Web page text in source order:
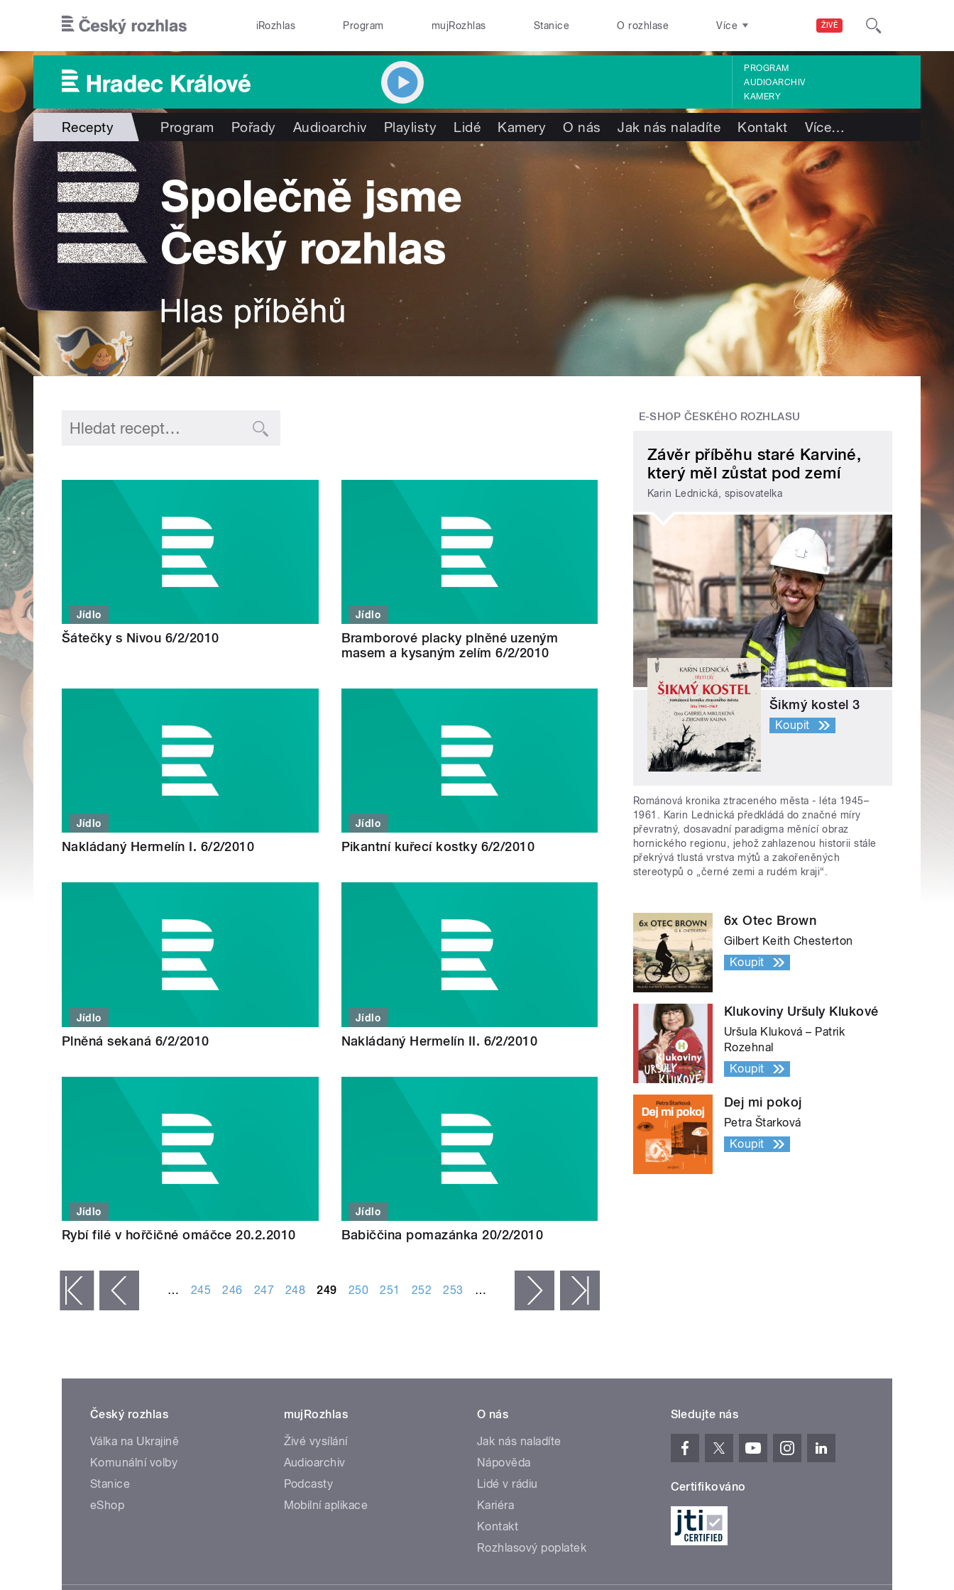
ŽIVĚ
iRozhlas Program mujRozhlas Stanice O rozhlase Více
PROGRAM
AUDIOARCHIV
KAMERY
Recepty Program Pořady Audioarchiv Playlisty Lidé Kamery O nás Jak nás naladíte Kontakt Více…
Jídlo
Šátečky s Nivou 6/2/2010
Jídlo
Bramborové placky plněné uzeným
masem a kysaným zelím 6/2/2010
Jídlo
Nakládaný Hermelín I. 6/2/2010
Jídlo
Pikantní kuřecí kostky 6/2/2010
Jídlo
Plněná sekaná 6/2/2010
Jídlo
Nakládaný Hermelín II. 6/2/2010
Jídlo
Rybí filé v hořčičné omáčce 20.2.2010
Jídlo
Babiččina pomazánka 20/2/2010
‹ předchozí … 245 246 247 248 249 250 251 252 253 … následující ›
E-SHOP ČESKÉHO ROZHLASU
Závěr příběhu staré Karviné,
který měl zůstat pod zemí
Karin Lednická, spisovatelka
Šikmý kostel 3
Koupit
Románová kronika ztraceného města - léta 1945–
1961. Karin Lednická předkládá do značné míry
převratný, dosavadní paradigma měnící obraz
hornického regionu, jehož zahlazenou historii stále
překrývá tlustá vrstva mýtů a zakořeněných
stereotypů o „černé zemi a rudém kraji“.
6x Otec Brown
Gilbert Keith Chesterton
Koupit
Klukoviny Uršuly Klukové
Uršula Kluková – Patrik
Rozehnal
Koupit
Dej mi pokoj
Petra Štarková
Koupit
Český rozhlas
Válka na Ukrajině
Komunální volby
Stanice
eShop
mujRozhlas
Živé vysílání
Audioarchiv
Podcasty
Mobilní aplikace
O nás
Jak nás naladíte
Nápověda
Lidé v rádiu
Kariéra
Kontakt
Rozhlasový poplatek
Sledujte nás
Certifikováno